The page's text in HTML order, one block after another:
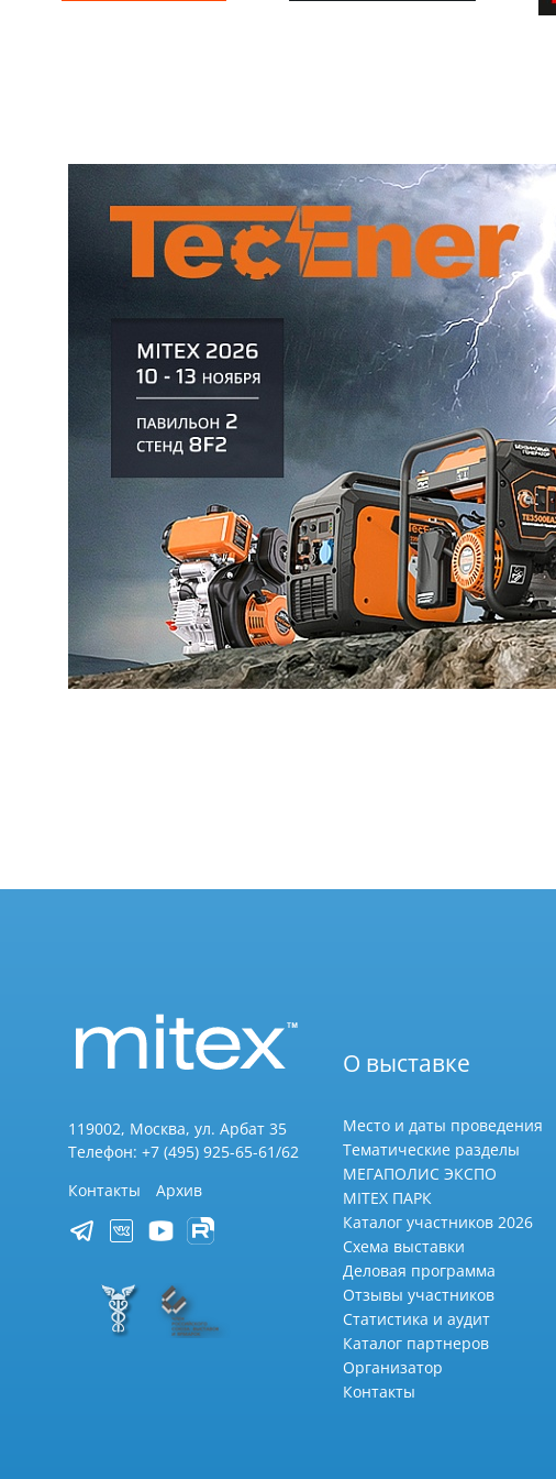
119002, Москва, ул. Арбат 35
Телефон: +7 (495) 925-65-61/62
Контакты
Архив
О выставке
Место и даты проведения
Тематические разделы
МЕГАПОЛИС ЭКСПО
MITEX ПАРК
Каталог участников 2026
Схема выставки
Деловая программа
Отзывы участников
Статистика и аудит
Каталог партнеров
Организатор
Контакты